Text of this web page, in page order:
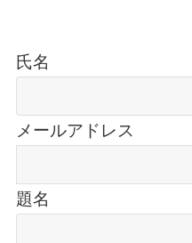
氏名
メールアドレス
題名